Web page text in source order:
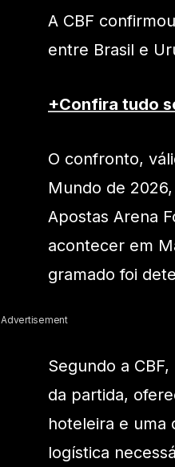
A CBF
entre Brasil e
+Confira tudo
O confronto,
Mundo de
Apostas Arena
acontecer em
gramado foi
Advertisement
Segundo a
da partida,
hoteleira e uma
logística